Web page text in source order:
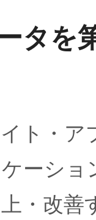
タを
ト・
ーシ
・改善